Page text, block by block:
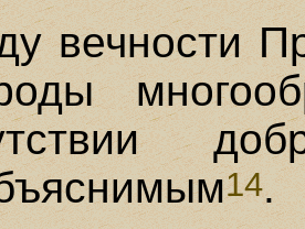
вечности
14.